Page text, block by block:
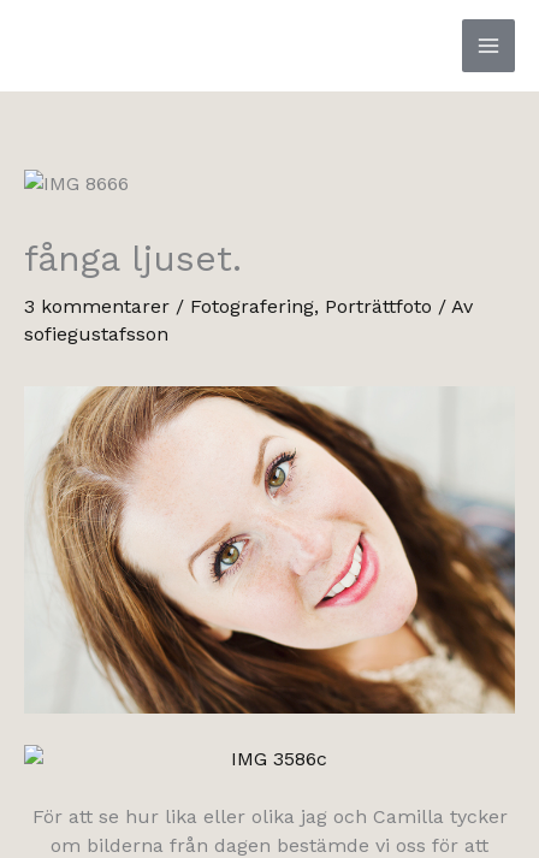
fånga ljuset.
3 kommentarer / Fotografering, Porträttfoto / Av
sofiegustafsson
För att se hur lika eller olika jag och Camilla tycker
om bilderna från dagen bestämde vi oss för att